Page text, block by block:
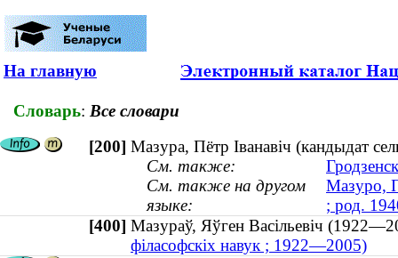
На главную
Словарь: Все словари
[200] Мазура, Пётр Іванавіч (кандыдат
См. также:
См. также на другом
языке:
Мазуро,
; род.
[400] Мазураў, Яўген Васільевіч
філасофскіх навук ; 1922—2005)